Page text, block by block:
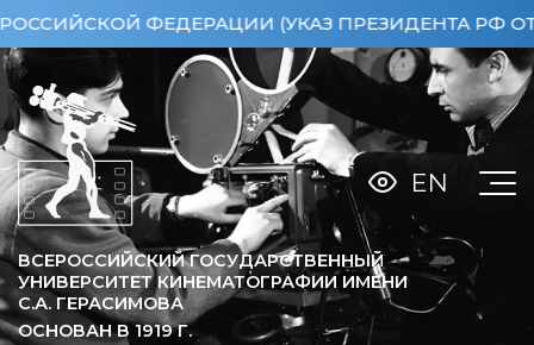
(УКАЗ ПРЕЗИДЕНТА РФ ОТ
ВСЕРОССИЙСКИЙ ГОСУДАРСТВЕННЫЙ
УНИВЕРСИТЕТ КИНЕМАТОГРАФИИ ИМЕНИ
С.А. ГЕРАСИМОВА
ОСНОВАН В 1919Г.
EN